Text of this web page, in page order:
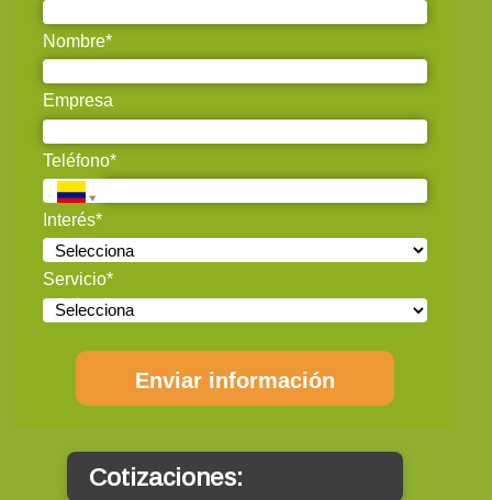
Nombre*
Empresa
Teléfono*
Interés*
Servicio*
Enviar información
Cotizaciones: